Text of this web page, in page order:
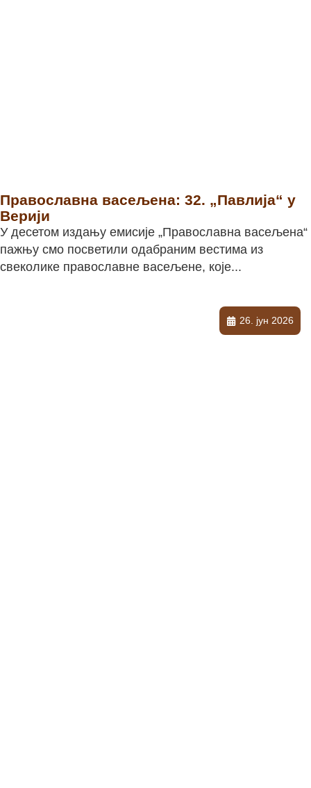
Православна васељена: 32. „Павлија“ у
Верији
У десетом издању емисије „Православна васељена“
пажњу смо посветили одабраним вестима из
свеколике православне васељене, које...
26. јун 2026